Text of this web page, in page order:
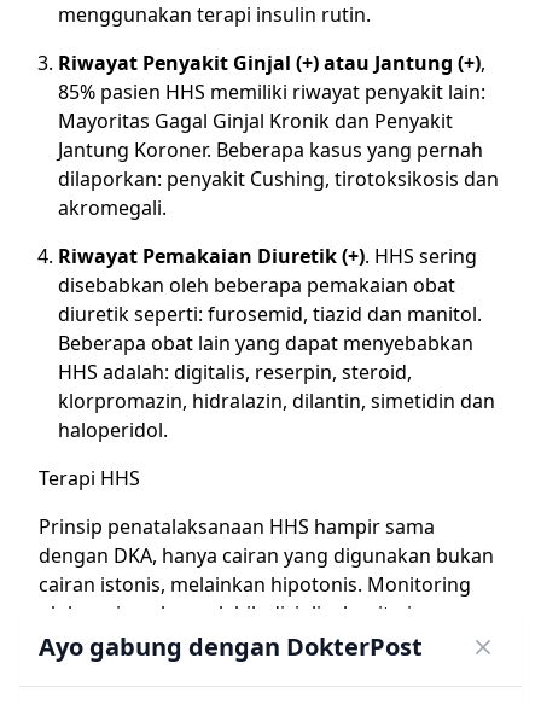
menggunakan terapi insulin rutin.
Riwayat Penyakit Ginjal (+) atau Jantung (+),
85% pasien HHS memiliki riwayat penyakit lain:
Mayoritas Gagal Ginjal Kronik dan Penyakit
Jantung Koroner. Beberapa kasus yang pernah
dilaporkan: penyakit Cushing, tirotoksikosis dan
akromegali.
Riwayat Pemakaian Diuretik (+). HHS sering
disebabkan oleh beberapa pemakaian obat
diuretik seperti: furosemid, tiazid dan manitol.
Beberapa obat lain yang dapat menyebabkan
HHS adalah: digitalis, reserpin, steroid,
klorpromazin, hidralazin, dilantin, simetidin dan
haloperidol.
Terapi HHS
Prinsip penatalaksanaan HHS hampir sama
dengan DKA, hanya cairan yang digunakan bukan
cairan istonis, melainkan hipotonis. Monitoring
glukosa juga harus lebih disiplin, begitu juga
dengan pemberian insulin.
Prinsip terapi HHS adalah:
Ayo gabung dengan DokterPost